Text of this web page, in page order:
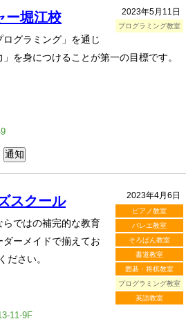
2023年5月11日
プログラミング教室
ー堀江校
ログラミング」を通じ
を身につけることが第一の目標です。
2023年4月6日
ピアノ教室
バレエ教室
そろばん教室
書道教室
囲碁・将棋教室
プログラミング教室
英語教室
スクール
らではの補完的な教育
ダーメイドで揃えてお
ださい。
11-9F